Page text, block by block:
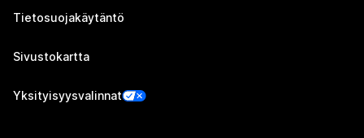
Tietosuojakäytäntö
Sivustokartta
Yksityisyysvalinnat